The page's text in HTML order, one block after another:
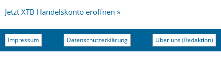
Jetzt XTB Handelskonto eröffnen »
Impressum Datenschutzerklärung Über uns (Redaktion)